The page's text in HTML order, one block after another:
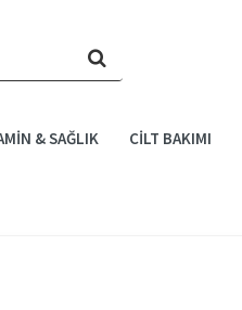
& SAĞLIK CILT BAKIMI